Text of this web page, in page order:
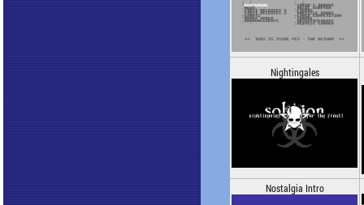
Nightingales
Nostalgia Intro